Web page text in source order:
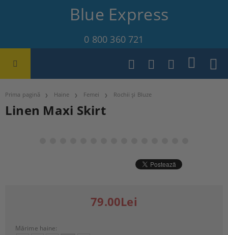
Blue Express
0 800 360 721
Prima pagină Haine Femei Rochii și Bluze
Linen Maxi Skirt
79.00Lei
Mărime haine: